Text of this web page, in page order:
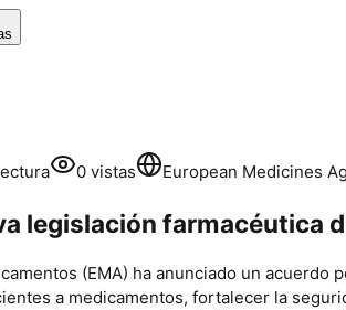
0 vistas European Medicines
legislación farmacéutica
(EMA) ha anunciado un
a medicamentos, fortalecer la